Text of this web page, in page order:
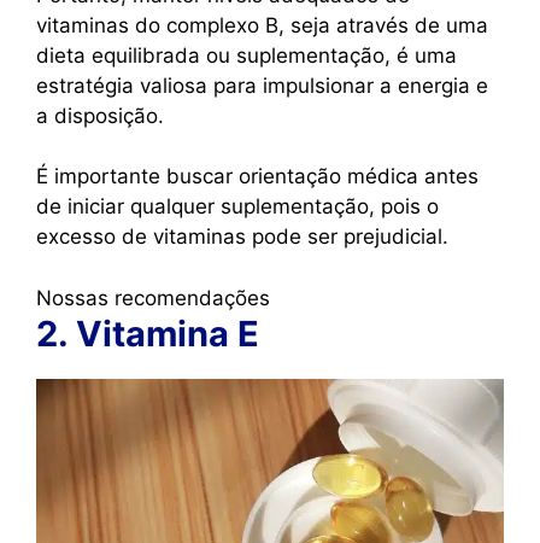
vitaminas do complexo B, seja através de uma
dieta equilibrada ou suplementação, é uma
estratégia valiosa para impulsionar a energia e
a disposição.
É importante buscar orientação médica antes
de iniciar qualquer suplementação, pois o
excesso de vitaminas pode ser prejudicial.
Nossas recomendações
2. Vitamina E